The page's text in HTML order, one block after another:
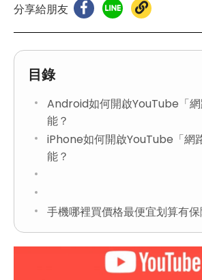
分享給朋友
目錄
Android如何開啟YouTube「
能？
iPhone如何開啟YouTube「網
能？
手機哪裡買價格最便宜划算有